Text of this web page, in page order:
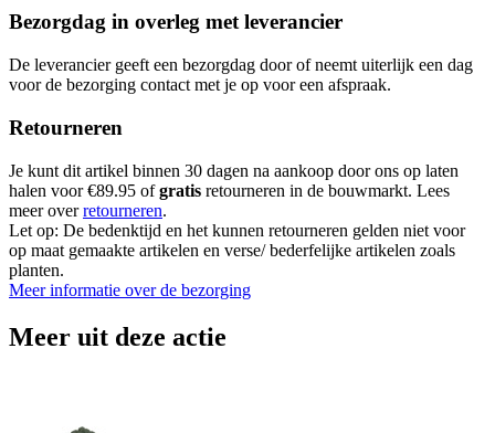
Bezorgdag in overleg met leverancier
De leverancier geeft een bezorgdag door of neemt uiterlijk een dag
voor de bezorging contact met je op voor een afspraak.
Retourneren
Je kunt dit artikel binnen 30 dagen na aankoop door ons op laten
halen voor €89.95 ofgratis retourneren in de bouwmarkt. Lees
meer overretourneren.
Let op: De bedenktijd en het kunnen retourneren gelden niet voor
op maat gemaakte artikelen en verse/ bederfelijke artikelen zoals
planten.
Meer informatie over de bezorging
Meer uit deze actie